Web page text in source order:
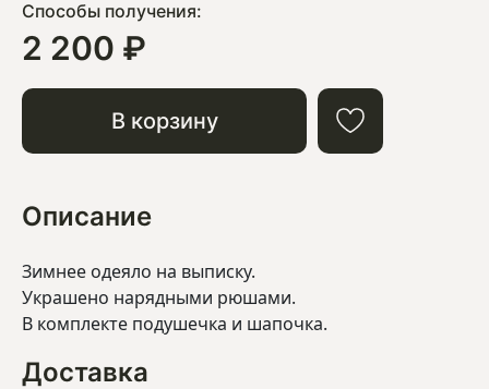
Способы получения:
2 200 ₽
В корзину
Описание
Зимнее одеяло на выписку.
Украшено нарядными рюшами.
В комплекте подушечка и шапочка.
Доставка